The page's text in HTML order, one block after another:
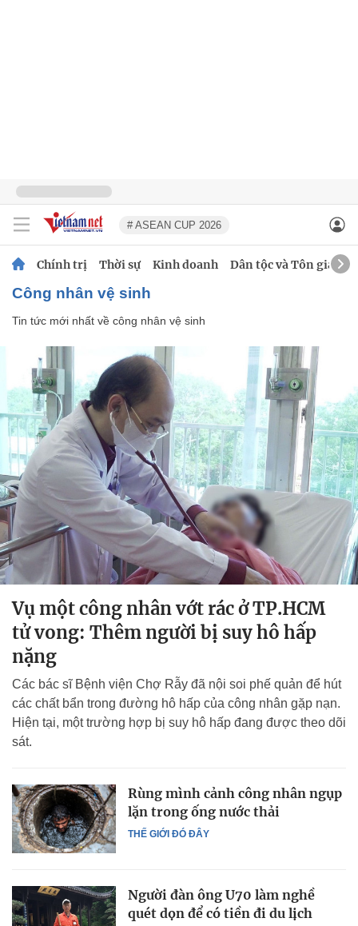
# ASEAN CUP 2026
Chính trị Thời sự Kinh doanh Dân tộc và Tôn giáo
công nhân vệ sinh
Tin tức mới nhất về công nhân vệ sinh
Vụ một công nhân vớt rác ở TP.HCM
tử vong: Thêm người bị suy hô hấp
nặng
Các bác sĩ Bệnh viện Chợ Rẫy đã nội soi phế quản để hút
các chất bẩn trong đường hô hấp của công nhân gặp nạn.
Hiện tại, một trường hợp bị suy hô hấp đang được theo dõi
sát.
THẾ GIỚI ĐÓ ĐÂY
Rùng mình cảnh công nhân ngụp
lặn trong ống nước thải
Người đàn ông U70 làm nghề
quét dọn để có tiền đi du lịch